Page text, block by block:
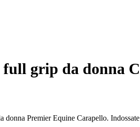
grip da donna
Premier Equine Carapello.